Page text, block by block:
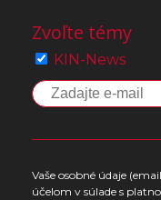
Zvoľte témy
KIN-News
Vaše osobné údaje
účelom v súlade s